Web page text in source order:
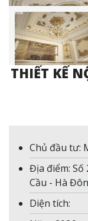
THIẾT KẾ
Chủ đầu tư:
Địa điểm: Số
Cầu - Hà
Diện tích: